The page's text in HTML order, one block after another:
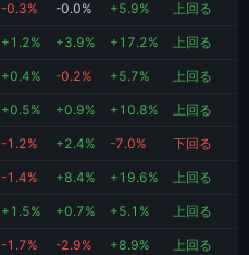
-0.3% -0.0% +5.9% 上回る
+1.2% +3.9% +17.2% 上回る
+0.4% -0.2% +5.7% 上回る
+0.5% +0.9% +10.8% 上回る
-1.2% +2.4% -7.0% 下回る
-1.4% +8.4% +19.6% 上回る
+1.5% +0.7% +5.1% 上回る
-1.7% -2.9% +8.9% 上回る